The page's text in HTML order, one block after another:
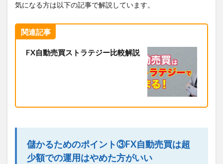
気になる方は以下の記事で解説しています。
関連記事
FX自動売買ストラテジー比較解説
儲かるためのポイント③FX自動売買は超
少額での運用はやめた方がいい